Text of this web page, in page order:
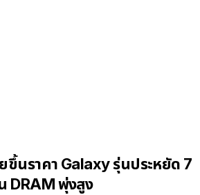
ขึ้นราคา Galaxy รุ่นประหยัด 7
DRAM พุ่งสูง